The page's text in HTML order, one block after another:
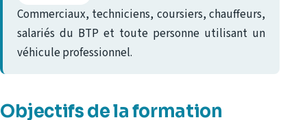
Commerciaux, techniciens, coursiers, chauffeurs,
salariés du BTP et toute personne utilisant un
véhicule professionnel.
Objectifs de la formation